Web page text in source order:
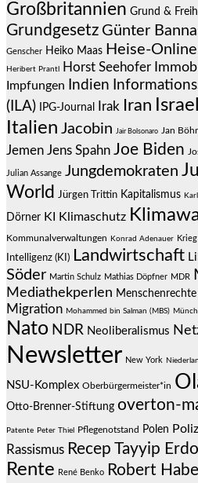
Großbritannien Grund &
Grundgesetz Günter
Genscher Heiko Maas Heise-Online
Heribert Prantl Horst Seehofer
Impfungen Indien
(ILA)
IPG-Journal Irak Iran Israel
Italien Jacobin Jair Bolsonaro Jan
Jemen Jens Spahn Joe Biden
Julian Assange Jungdemokraten
World Jürgen Trittin Kapitalismus
Dörner KI Klimaschutz
Kommunalverwaltungen Konrad Adenauer Krieg
Intelligenz (KI) Landwirtschaft
Söder Martin Schulz Mathias Döpfner MDR
Mediathekperlen Menschenrechte
Migration Mohammed bin Salman (MBS)
Nato NDR Neoliberalismus
Newsletter New York
NSU-Komplex Oberbürgermeister*in
Otto-Brenner-Stiftung overton-
Patente Peter Thiel Pflegenotstand Polen
Rassismus Recep Tayyip
Rente René Benko Robert